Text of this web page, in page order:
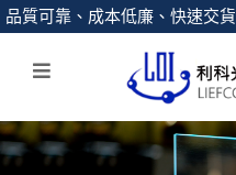
可靠、成本低廉、快速交貨